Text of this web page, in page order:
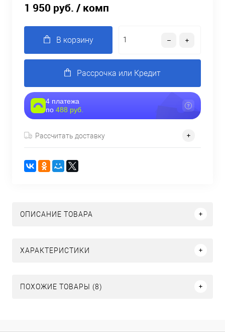
1 950 руб. / комп
В корзину
Рассрочка или Кредит
4 платежа
по 488 руб.
Рассчитать доставку
ОПИСАНИЕ ТОВАРА
ХАРАКТЕРИСТИКИ
ПОХОЖИЕ ТОВАРЫ (8)